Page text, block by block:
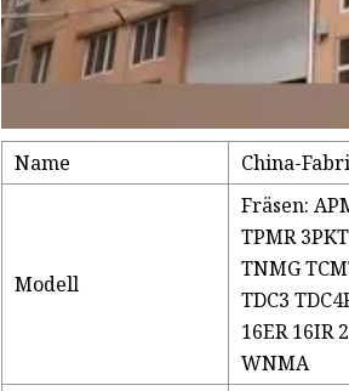
Name China-
Modell
Fräsen:
TPMR
TNMG
TDC3
16ER 16IR
WNMA